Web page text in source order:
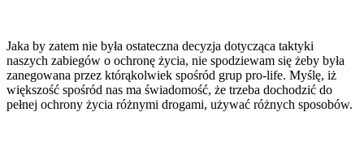
Jaka by zatem nie była ostateczna decyzja dotycząca taktyki
naszych zabiegów o ochronę życia, nie spodziewam się żeby była
zanegowana przez którąkolwiek spośród grup pro-life. Myślę, iż
większość spośród nas ma świadomość, że trzeba dochodzić do
pełnej ochrony życia różnymi drogami, używać różnych sposobów.